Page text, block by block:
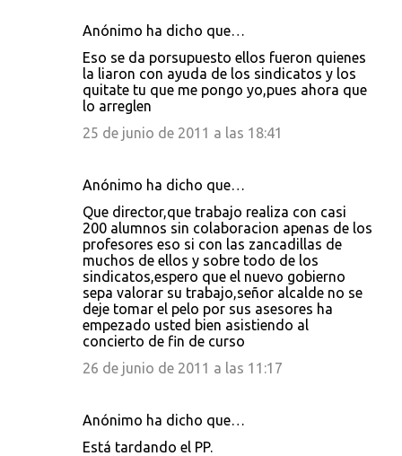
Anónimo ha dicho que…
Eso se da porsupuesto ellos fueron quienes
la liaron con ayuda de los sindicatos y los
quitate tu que me pongo yo,pues ahora que
lo arreglen
25 de junio de 2011 a las 18:41
Anónimo ha dicho que…
Que director,que trabajo realiza con casi
200 alumnos sin colaboracion apenas de los
profesores eso si con las zancadillas de
muchos de ellos y sobre todo de los
sindicatos,espero que el nuevo gobierno
sepa valorar su trabajo,señor alcalde no se
deje tomar el pelo por sus asesores ha
empezado usted bien asistiendo al
concierto de fin de curso
26 de junio de 2011 a las 11:17
Anónimo ha dicho que…
Está tardando el PP.